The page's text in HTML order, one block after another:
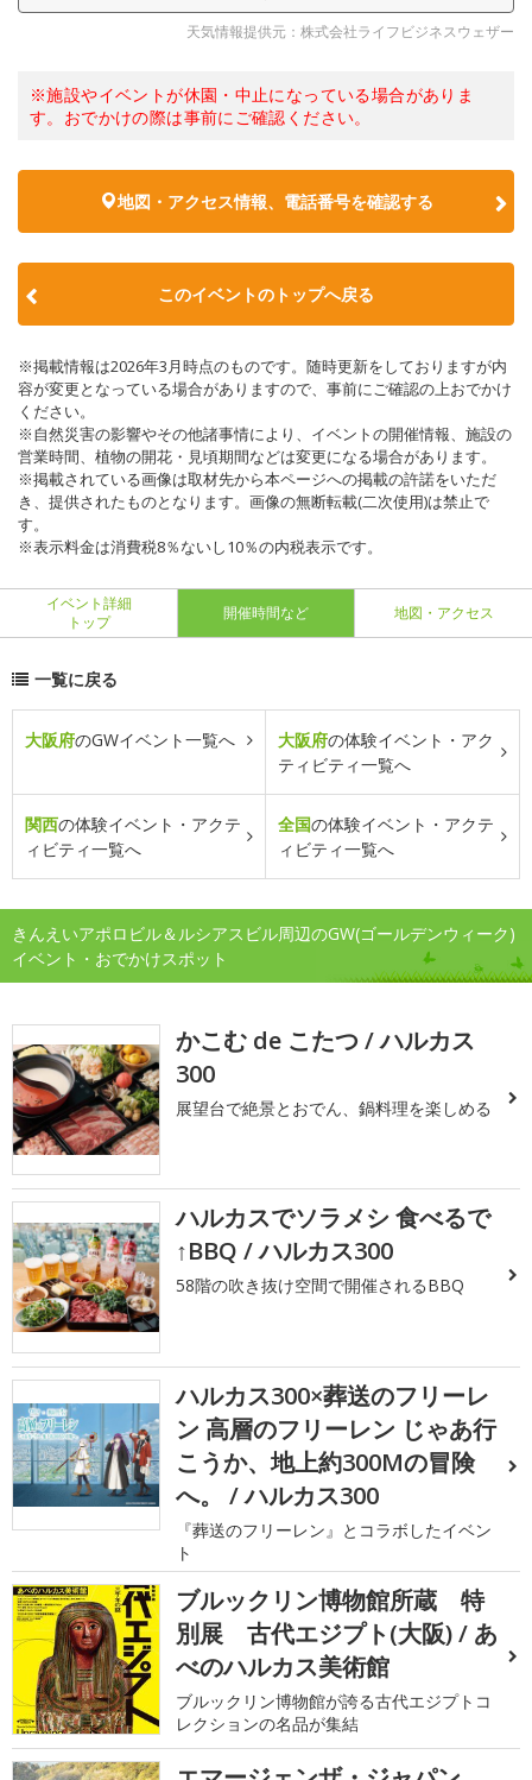
天気情報提供元：株式会社ライフビジネスウェザー
※施設やイベントが休園・中止になっている場合がありま
す。おでかけの際は事前にご確認ください。
地図・アクセス情報、電話番号を確認する
このイベントのトップへ戻る
※掲載情報は2026年3月時点のものです。随時更新をしておりますが内
容が変更となっている場合がありますので、事前にご確認の上おでかけ
ください。
※自然災害の影響やその他諸事情により、イベントの開催情報、施設の
営業時間、植物の開花・見頃期間などは変更になる場合があります。
※掲載されている画像は取材先から本ページへの掲載の許諾をいただ
き、提供されたものとなります。画像の無断転載(二次使用)は禁止で
す。
※表示料金は消費税8％ないし10％の内税表示です。
イベント詳細
トップ
開催時間など 地図・アクセス
一覧に戻る
大阪府のGWイベント一覧へ 大阪府の体験イベント・アク
ティビティ一覧へ
関西の体験イベント・アクテ
ィビティ一覧へ
全国の体験イベント・アクテ
ィビティ一覧へ
きんえいアポロビル＆ルシアスビル周辺のGW(ゴールデンウィーク)
イベント・おでかけスポット
かこむ de こたつ / ハルカス
300
展望台で絶景とおでん、鍋料理を楽しめる
ハルカスでソラメシ 食べるで
↑BBQ / ハルカス300
58階の吹き抜け空間で開催されるBBQ
ハルカス300×葬送のフリーレ
ン 高層のフリーレン じゃあ行
こうか、地上約300Mの冒険
へ。 / ハルカス300
『葬送のフリーレン』とコラボしたイベン
ト
ブルックリン博物館所蔵 特
別展 古代エジプト(大阪) / あ
べのハルカス美術館
ブルックリン博物館が誇る古代エジプトコ
レクションの名品が集結